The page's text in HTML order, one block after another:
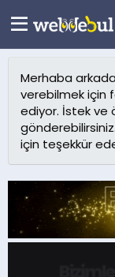
Merhaba
verebilmek için
ediyor. İstek ve
gönderebilirsiniz.
için teşekkür